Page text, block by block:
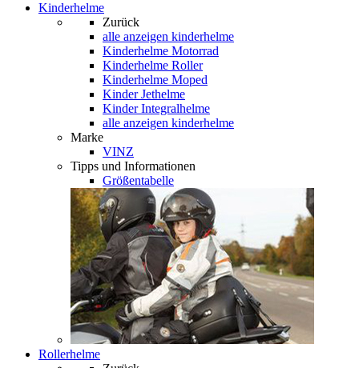
Kinderhelme
Zurück
alle anzeigen kinderhelme
Kinderhelme Motorrad
Kinderhelme Roller
Kinderhelme Moped
Kinder Jethelme
Kinder Integralhelme
alle anzeigen kinderhelme
Marke
VINZ
Tipps und Informationen
Größentabelle
Rollerhelme